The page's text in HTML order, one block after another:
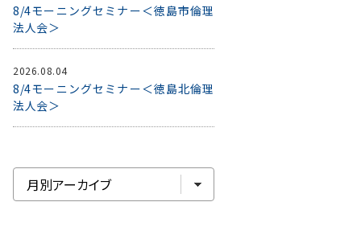
8/4モーニングセミナー＜徳島市倫理
法人会＞
2026.08.04
8/4モーニングセミナー＜徳島北倫理
法人会＞